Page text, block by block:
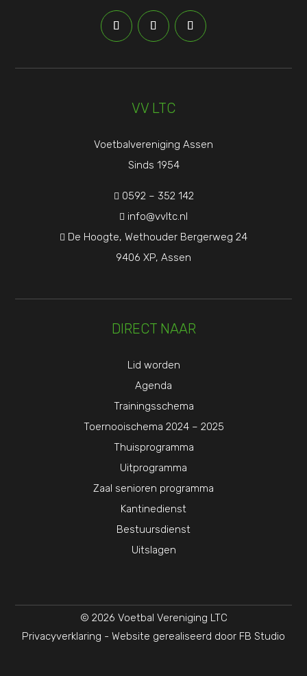
VV LTC
Voetbalvereniging Assen
Sinds 1954
 0592 – 352 142
 info@vvltc.nl
 De Hoogte, Wethouder Bergerweg 24
9406 XP, Assen
DIRECT NAAR
Lid worden
Agenda
Trainingsschema
Toernooischema 2024 – 2025
Thuisprogramma
Uitprogramma
Zaal senioren programma
Kantinedienst
Bestuursdienst
Uitslagen
© 2026 Voetbal Vereniging LTC
Privacyverklaring - Website gerealiseerd door FB Studio